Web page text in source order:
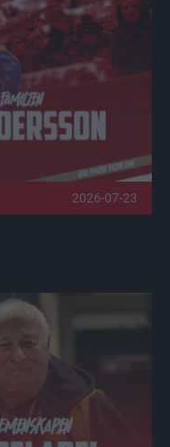
2026-07-23
söker nya stjärnor till